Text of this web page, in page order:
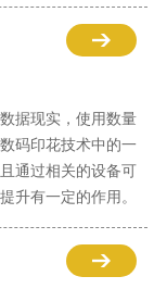
据现实，使用数量
码印花技术中的一
通过相关的设备可
升有一定的作用。